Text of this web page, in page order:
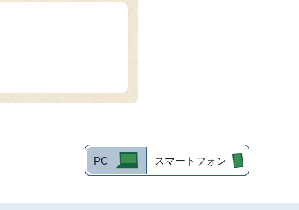
PC スマートフォン